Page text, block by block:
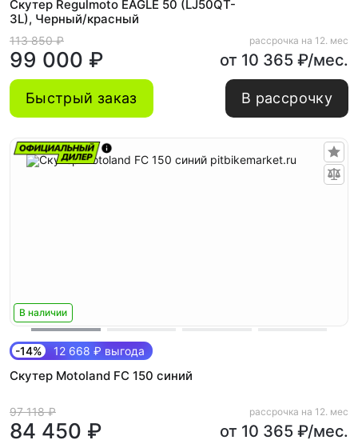
Скутер Regulmoto EAGLE 50 (LJ50QT-
3L), Черный/красный
113 850 ₽
99 000 ₽
рассрочка на 12. мес
от 10 365 ₽/мес.
Быстрый заказ В рассрочку
В наличии
-14% 12 668 ₽ выгода
Скутер Motoland FC 150 синий
97 118 ₽
84 450 ₽
рассрочка на 12. мес
от 10 365 ₽/мес.